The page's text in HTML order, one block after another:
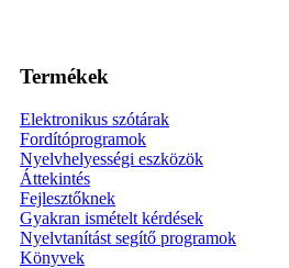
Termékek
Elektronikus szótárak
Fordítóprogramok
Nyelvhelyességi eszközök
Áttekintés
Fejlesztőknek
Gyakran ismételt kérdések
Nyelvtanítást segítő programok
Könyvek